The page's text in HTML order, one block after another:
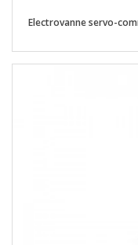
Electrovanne servo-